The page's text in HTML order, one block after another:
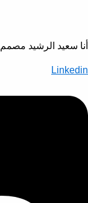
أنا سعيد الرشيد
Linkedin